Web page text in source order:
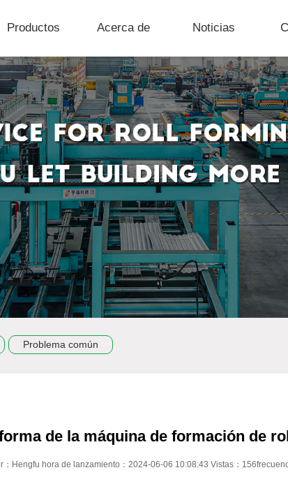
Productos Acerca de Noticias
Problema común
de la máquina de formación de
：Hengfu hora de lanzamiento：2024-06-06 10:08:43 Vistas：